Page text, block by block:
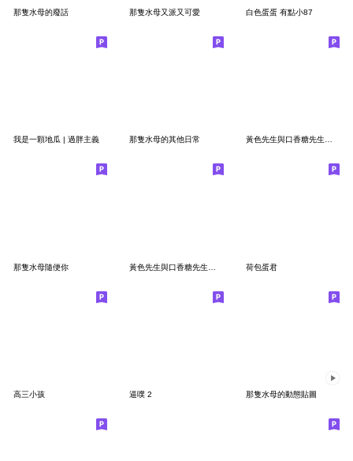
那隻水母的廢話 那隻水母又派又可愛 白色蛋蛋 有點小87
我是一顆地瓜 | 過胖主義 那隻水母的其他日常 黃色先生與口香糖先生跟他的腦
那隻水母隨便你 荷包蛋君
高三小孩 逼噗 2 那隻水母的動態貼圖